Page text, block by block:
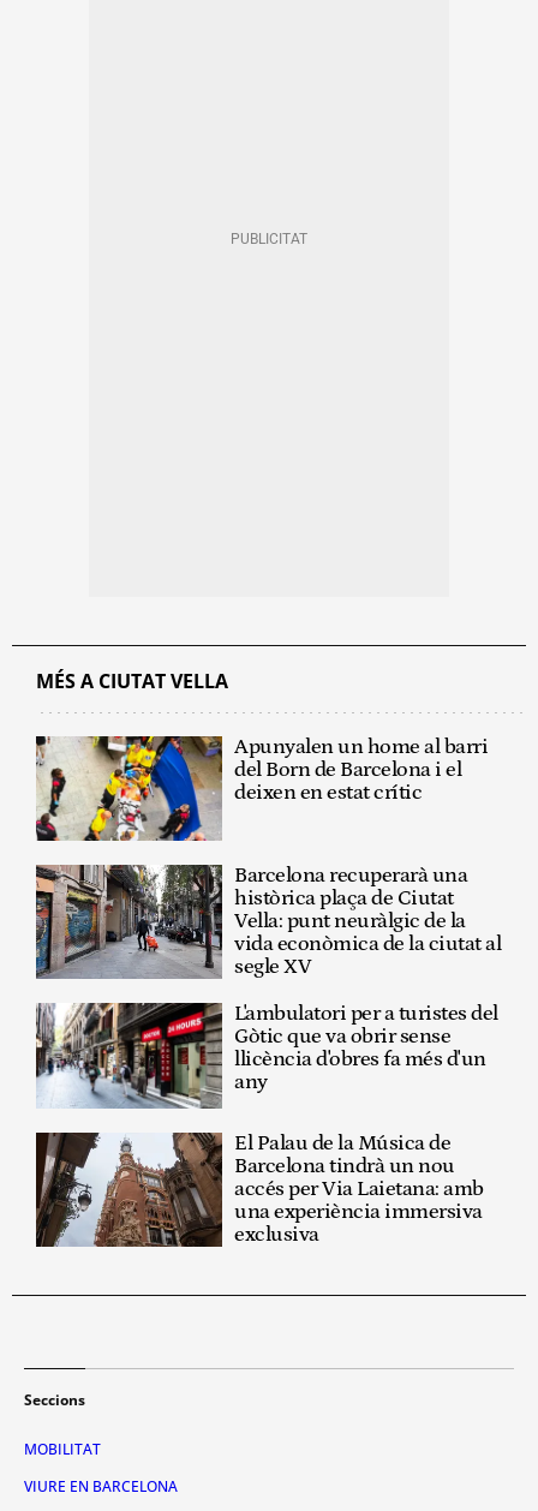
MÉS A CIUTAT VELLA
Apunyalen un home al barri
del Born de Barcelona i el
deixen en estat crític
Barcelona recuperarà una
històrica plaça de Ciutat
Vella: punt neuràlgic de la
vida econòmica de la ciutat al
segle XV
L'ambulatori per a turistes del
Gòtic que va obrir sense
llicència d'obres fa més d'un
any
El Palau de la Música de
Barcelona tindrà un nou
accés per Via Laietana: amb
una experiència immersiva
exclusiva
Seccions
MOBILITAT
VIURE EN BARCELONA